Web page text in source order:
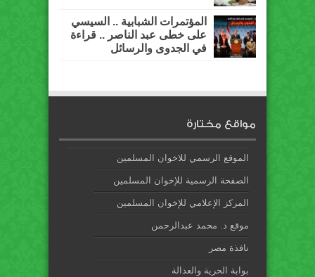
المؤتمرات الشبابية .. السيسي
على خطى عبد الناصر .. قراءة
في الجدوى والرسائل
مواقع مختارة
الموقع الرسمي للاخوان المسلمين
الصفحة الرسمية للإخوان المسلمين
المركز الإعلامي للإخوان المسلمين
موقع د. محمد عبدالرحمن
نافذة مصر
بوابة الحرية والعدالة